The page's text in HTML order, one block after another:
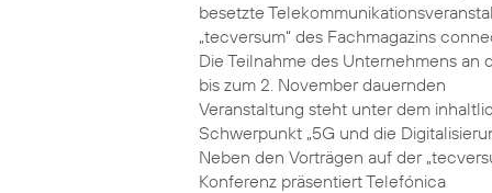
besetzte
„tecversum“ des Fachmagazins
Die Teilnahme des Unternehmens an
bis zum 2. November dauernden
Veranstaltung steht unter dem
Schwerpunkt „5G und die
Neben den Vorträgen auf der
Konferenz präsentiert Telefónica